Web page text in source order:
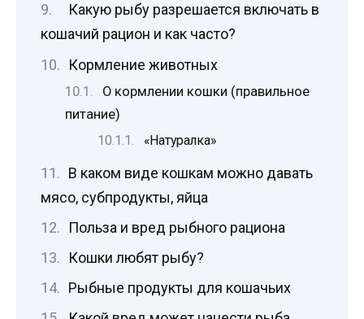
Какую рыбу разрешается включать в
кошачий рацион и как часто?
Кормление животных
О кормлении кошки (правильное
питание)
«Натуралка»
В каком виде кошкам можно давать
мясо, субпродукты, яйца
Польза и вред рыбного рациона
Кошки любят рыбу?
Рыбные продукты для кошачьих